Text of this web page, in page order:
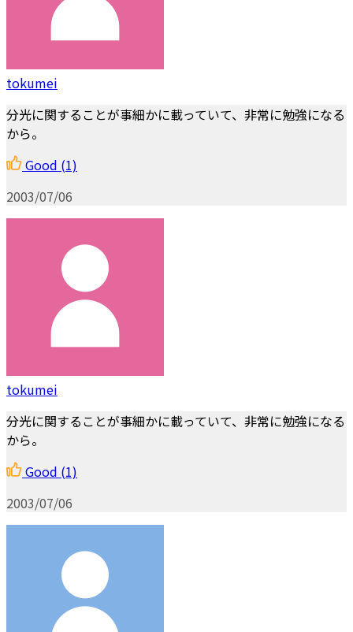
tokumei
分光に関することが事細かに載っていて、非常に勉強になる
から。
Good (1)
2003/07/06
tokumei
分光に関することが事細かに載っていて、非常に勉強になる
から。
Good (1)
2003/07/06